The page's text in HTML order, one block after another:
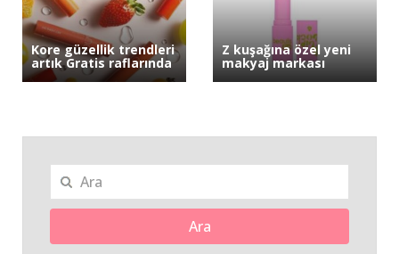
Kore güzellik trendleri
artık Gratis raflarında
Z kuşağına özel yeni
makyaj markası
Ara